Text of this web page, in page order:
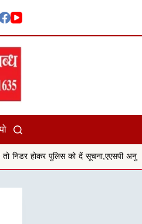
को दें सूचना,एएसपी अनु बेनिवाल